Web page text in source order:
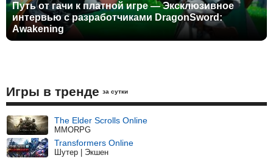
Путь от гачи к платной игре — Эксклюзивное
интервью с разработчиками DragonSword:
Awakening
Игры в тренде за сутки
The Elder Scrolls Online
MMORPG
Transformers Online
Шутер | Экшен